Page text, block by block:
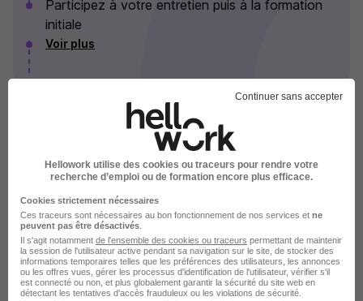
Participez à votre entretien puis à la formation
initiale
Voir plus
Les Sherpas en images
Continuer sans accepter
Hellowork utilise des cookies ou traceurs pour rendre votre
recherche d’emploi ou de formation encore plus efficace.
Cookies strictement nécessaires
Ces traceurs sont nécessaires au bon fonctionnement de nos services et ne
peuvent pas être désactivés
Il s'agit notamment de l'ensemble des cookies ou traceurs permettant de maintenir
la session de l'utilisateur active pendant sa navigation sur le site, de stocker des
informations temporaires telles que les préférences des utilisateurs, les annonces
ou les offres vues, gérer les processus d'identification de l'utilisateur, vérifier s'il
est connecté ou non, et plus globalement garantir la sécurité du site web en
détectant les tentatives d'accès frauduleux ou les violations de sécurité.